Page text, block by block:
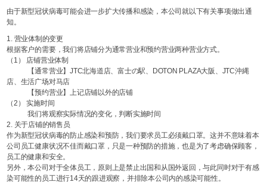
由于新型冠状病毒可能会进一步扩大传播和感染，本公司就以下有关事项做出通
知。
1. 营业体制的变更
根据客户的需要，我们将店铺分为通常营业和预约营业两种营业方式。
（1）
店铺营业体制
【通常营业】JTC北海道店、富士の駅、DOTON PLAZA大阪、JTC沖縄
店、生活广场对马店
【预约营业】上记店铺以外的店铺
（2）
实施时间
我们将观察实际情况的变化，判断实施时间
2. 关于店铺的销售员
作为新型冠状病毒的防止感染和预防，我们要求员工必须戴口罩。这并不意味着本
公司员工健康状况不佳而戴口罩，只是一种预防的措施，也是为了考虑确保顾客，
员工的健康和安全。
另外，本公司对于全体员工，原则上是禁止出国和从国外返回，与此同时对于有感
染可能性的员工进行14天的跟进观察，并排除本公司内的感染可能性。